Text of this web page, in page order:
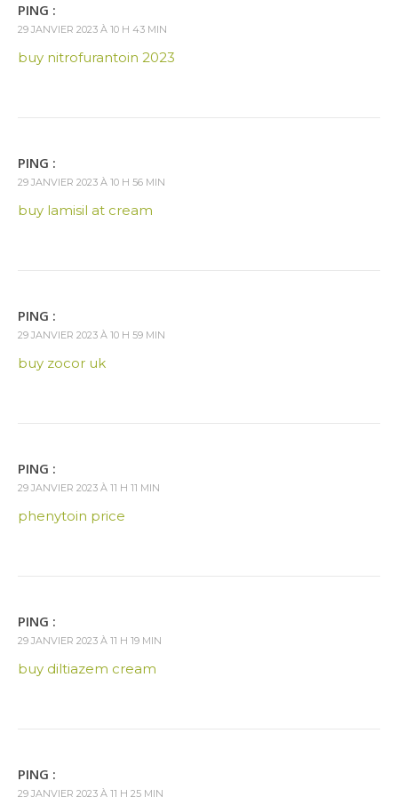
PING :
29 JANVIER 2023 À 10 H 43 MIN
buy nitrofurantoin 2023
PING :
29 JANVIER 2023 À 10 H 56 MIN
buy lamisil at cream
PING :
29 JANVIER 2023 À 10 H 59 MIN
buy zocor uk
PING :
29 JANVIER 2023 À 11 H 11 MIN
phenytoin price
PING :
29 JANVIER 2023 À 11 H 19 MIN
buy diltiazem cream
PING :
29 JANVIER 2023 À 11 H 25 MIN